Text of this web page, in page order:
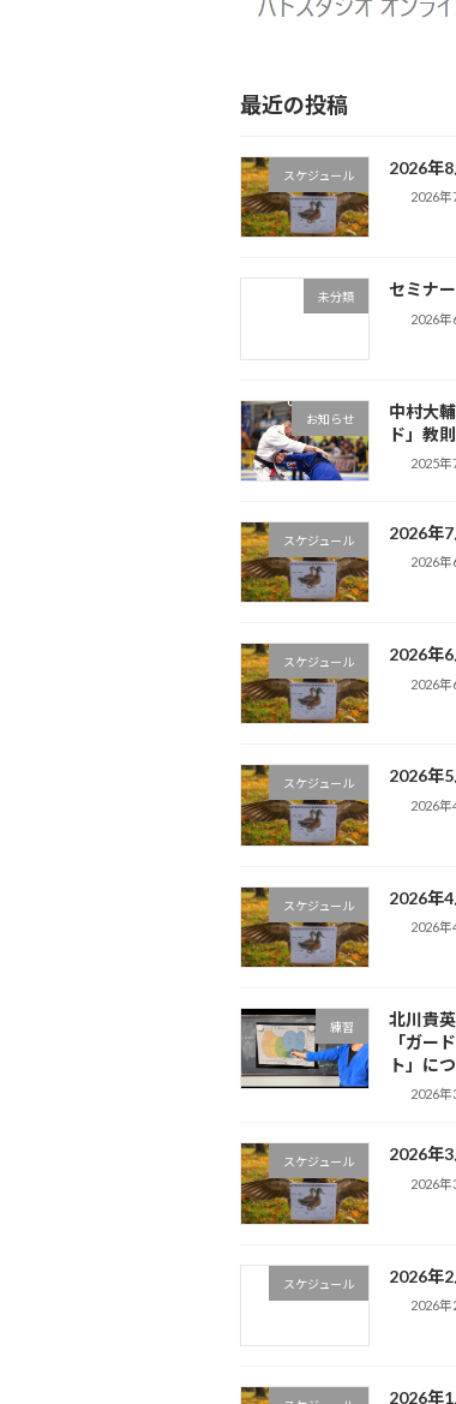
最近の投稿
スケジュール 2026年
2026年
未分類 セミナ
2026年
お知らせ
中村大
ド」教
2025年
スケジュール 2026年
2026年
スケジュール 2026年
2026年
スケジュール 2026年
2026年
スケジュール 2026年
2026年
練習
北川貴
「ガー
ト」に
2026年
スケジュール 2026年
2026年
スケジュール 2026年
2026年
2026年